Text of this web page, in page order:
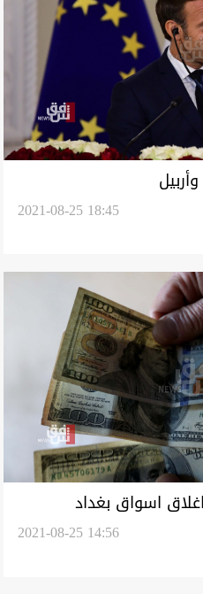
2021-08-25 18:45
اسواق بغداد
2021-08-25 14:56